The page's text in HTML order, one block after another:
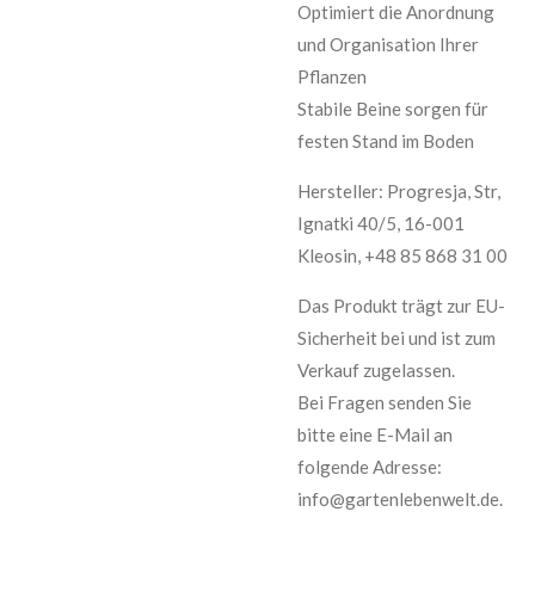
Optimiert die Anordnung
und Organisation Ihrer
Pflanzen
Stabile Beine sorgen für
festen Stand im Boden
Hersteller: Progresja, Str,
Ignatki 40/5, 16-001
Kleosin, +48 85 868 31 00
Das Produkt trägt zur EU-
Sicherheit bei und ist zum
Verkauf zugelassen.
Bei Fragen senden Sie
bitte eine E-Mail an
folgende Adresse:
info@gartenlebenwelt.de.